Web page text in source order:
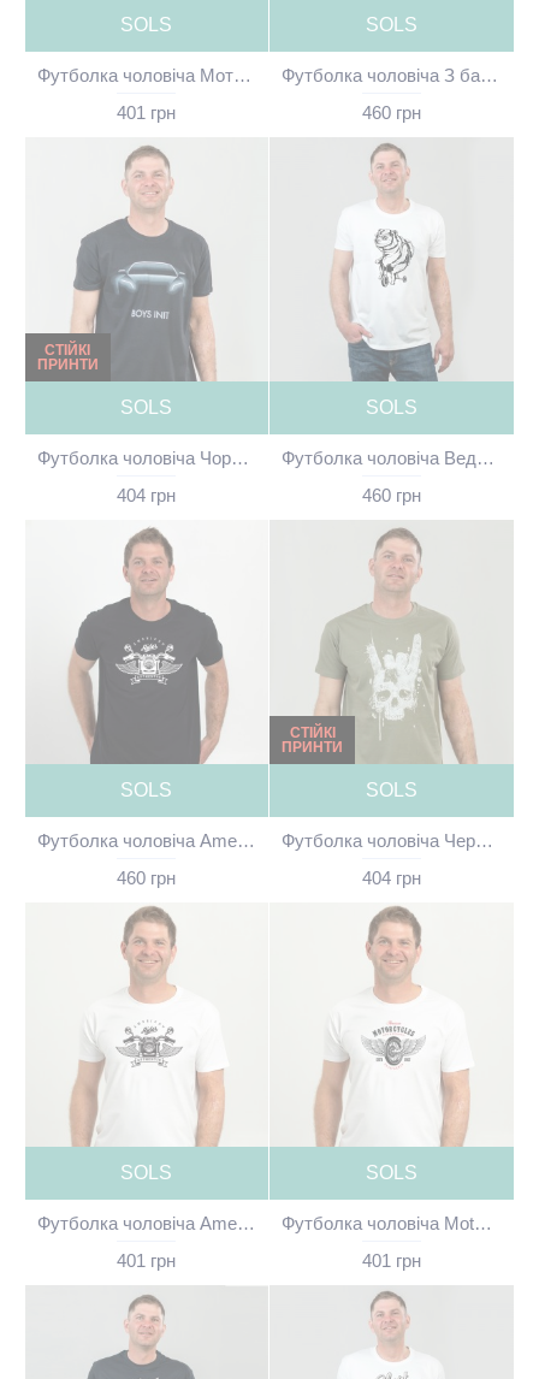
SOLS
Футболка чоловіча Мотоспорт Монако біла - 11500
401 грн
SOLS
Футболка чоловіча З байком чорна - 11500
460 грн
СТІЙКІ
ПРИНТИ
SOLS
Футболка чоловіча Чорна Машина чорна - 11500
404 грн
SOLS
Футболка чоловіча Ведмідь на байку біла - 11500
460 грн
SOLS
Футболка чоловіча American rider чорна - 11500
460 грн
СТІЙКІ
ПРИНТИ
SOLS
Футболка чоловіча Череп хакі - 11500
404 грн
SOLS
Футболка чоловіча American rider біла - 11500
401 грн
SOLS
Футболка чоловіча Motorsycles California біла - 11500
401 грн